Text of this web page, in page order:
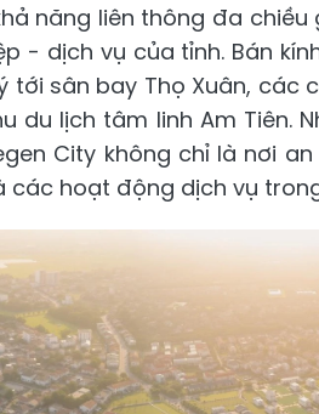
năng liên thông đa
- dịch vụ của tỉnh. Bán
sân bay Thọ Xuân, các
du lịch tâm linh Am Tiên.
City không chỉ là nơi
các hoạt động dịch vụ